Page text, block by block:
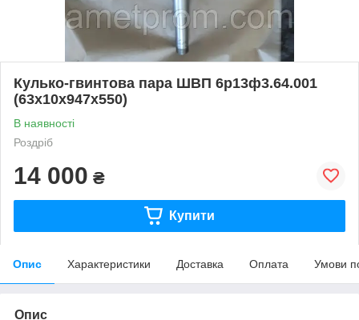
Кулько-гвинтова пара ШВП 6р13ф3.64.001
(63х10х947х550)
В наявності
Роздріб
14 000 ₴
Купити
Опис Характеристики Доставка Оплата Умови
Опис